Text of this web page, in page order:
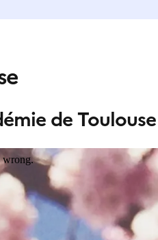
de Toulouse